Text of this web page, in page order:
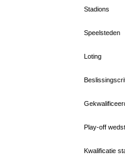
Stadions
Speelsteden
Loting
Play-off
Kwalificatie